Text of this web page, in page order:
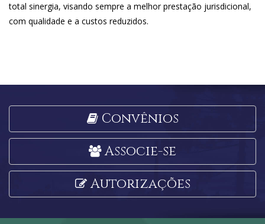
total sinergia, visando sempre a melhor prestação jurisdicional,
com qualidade e a custos reduzidos.
Convênios
Associe-se
Autorizações